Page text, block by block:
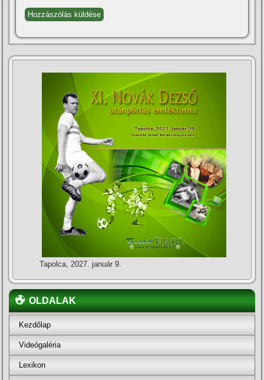
Tapolca, 2027. január 9.
OLDALAK
Kezdőlap
Videógaléria
Lexikon